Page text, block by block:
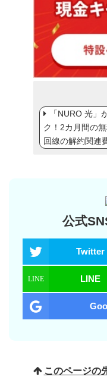
「NURO 光」
ク！2カ月間の
回線の解約関連
公式
Twitter
LINE
このページの